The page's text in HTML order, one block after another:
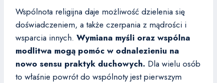
Wspólnota religijna daje możliwość dzielenia się
doświadczeniem, a także czerpania z mądrości i
wsparcia innych. Wymiana myśli oraz wspólna
modlitwa mogą pomóc w odnalezieniu na
nowo sensu praktyk duchowych. Dla wielu osób
to właśnie powrót do wspólnoty jest pierwszym